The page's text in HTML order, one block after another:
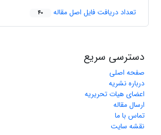
تعداد دریافت فایل اصل مقاله 40
دسترسی سریع
صفحه اصلی
درباره نشریه
اعضای هیات تحریریه
ارسال مقاله
تماس با ما
نقشه سایت